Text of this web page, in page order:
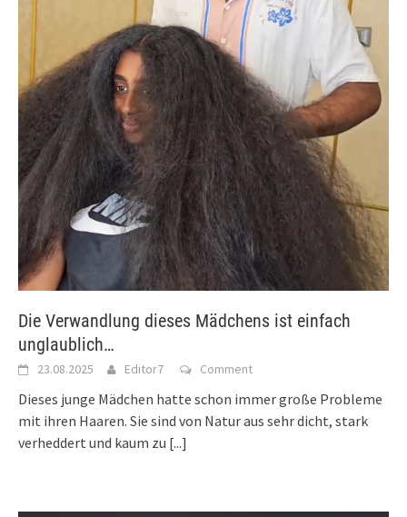
Die Verwandlung dieses Mädchens ist einfach
unglaublich…
23.08.2025 Editor7 Comment
Dieses junge Mädchen hatte schon immer große Probleme
mit ihren Haaren. Sie sind von Natur aus sehr dicht, stark
verheddert und kaum zu [...]